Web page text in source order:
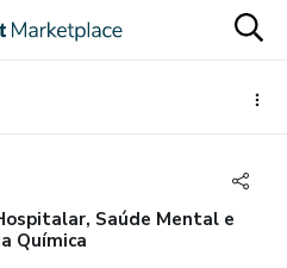
Saúde Mental e
Química